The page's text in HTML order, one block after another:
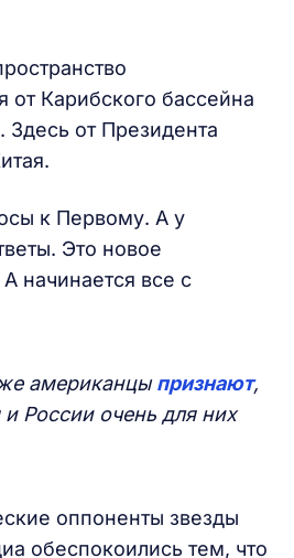
от Карибского бассейна
Здесь от Президента
к Первому. А у
Это новое
начинается все с
американцыпризнают,
и России очень для них
оппоненты звезды
обеспокоились тем, что